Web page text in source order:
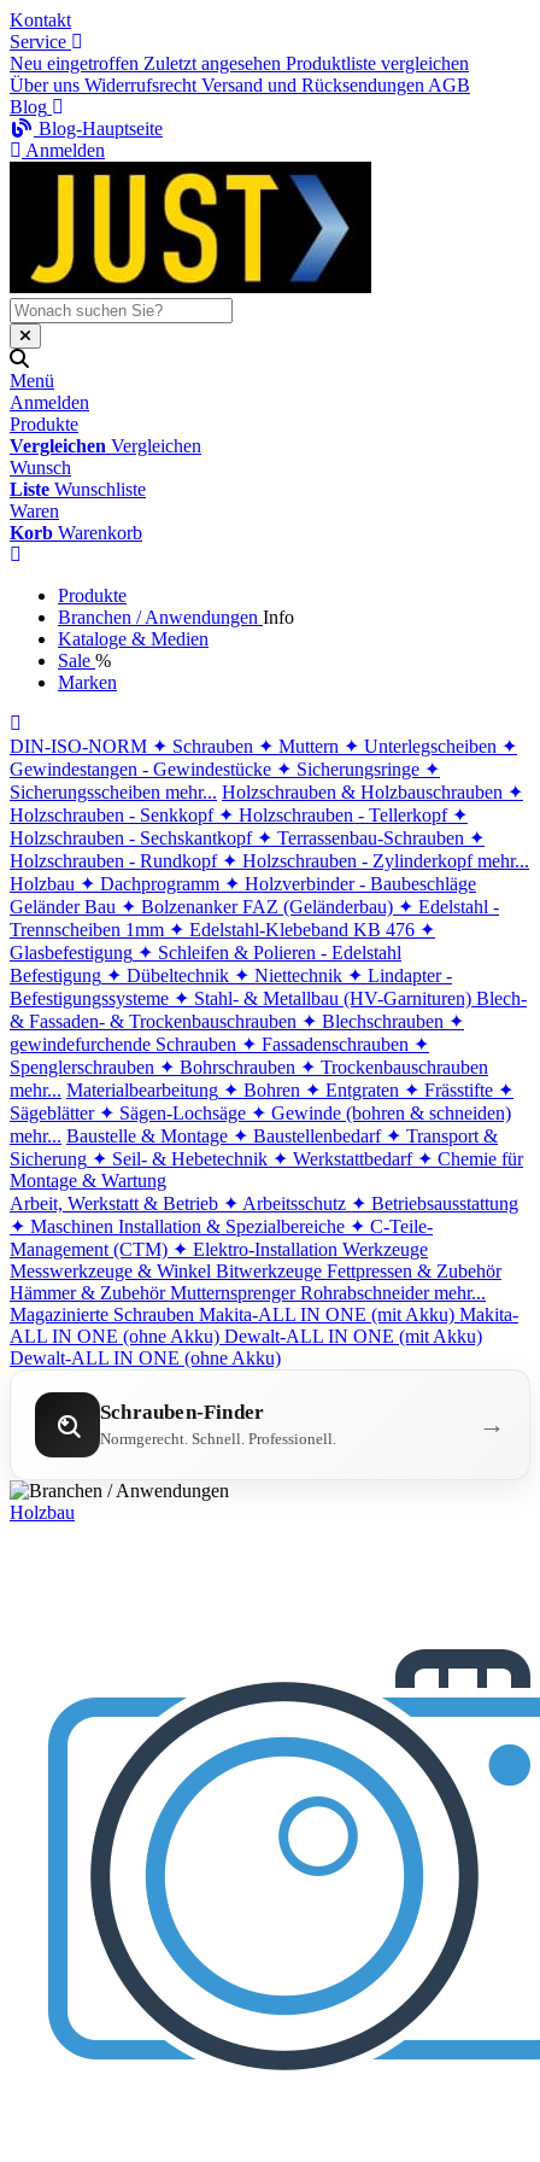
Kontakt
Service
Neu eingetroffen Zuletzt angesehen Produktliste vergleichen
Über uns Widerrufsrecht Versand und Rücksendungen AGB
Blog
Blog-Hauptseite
Anmelden
Menü
Anmelden
Produkte
Vergleichen Vergleichen
Wunsch
Liste Wunschliste
Waren
Korb Warenkorb
Produkte
Branchen / Anwendungen Info
Kataloge & Medien
Sale %
Marken
DIN-ISO-NORM ✦ Schrauben ✦ Muttern ✦ Unterlegscheiben ✦
Gewindestangen - Gewindestücke ✦ Sicherungsringe ✦
Sicherungsscheiben mehr... Holzschrauben & Holzbauschrauben ✦
Holzschrauben - Senkkopf ✦ Holzschrauben - Tellerkopf ✦
Holzschrauben - Sechskantkopf ✦ Terrassenbau-Schrauben ✦
Holzschrauben - Rundkopf ✦ Holzschrauben - Zylinderkopf mehr...
Holzbau ✦ Dachprogramm ✦ Holzverbinder - Baubeschläge
Geländer Bau ✦ Bolzenanker FAZ (Geländerbau) ✦ Edelstahl -
Trennscheiben 1mm ✦ Edelstahl-Klebeband KB 476 ✦
Glasbefestigung ✦ Schleifen & Polieren - Edelstahl
Befestigung ✦ Dübeltechnik ✦ Niettechnik ✦ Lindapter -
Befestigungssysteme ✦ Stahl- & Metallbau (HV-Garnituren) Blech-
& Fassaden- & Trockenbauschrauben ✦ Blechschrauben ✦
gewindefurchende Schrauben ✦ Fassadenschrauben ✦
Spenglerschrauben ✦ Bohrschrauben ✦ Trockenbauschrauben
mehr... Materialbearbeitung ✦ Bohren ✦ Entgraten ✦ Frässtifte ✦
Sägeblätter ✦ Sägen-Lochsäge ✦ Gewinde (bohren & schneiden)
mehr... Baustelle & Montage ✦ Baustellenbedarf ✦ Transport &
Sicherung ✦ Seil- & Hebetechnik ✦ Werkstattbedarf ✦ Chemie für
Montage & Wartung
Arbeit, Werkstatt & Betrieb ✦ Arbeitsschutz ✦ Betriebsausstattung
✦ Maschinen Installation & Spezialbereiche ✦ C-Teile-
Management (CTM) ✦ Elektro-Installation Werkzeuge
Messwerkzeuge & Winkel Bitwerkzeuge Fettpressen & Zubehör
Hämmer & Zubehör Mutternsprenger Rohrabschneider mehr...
Magazinierte Schrauben Makita-ALL IN ONE (mit Akku) Makita-
ALL IN ONE (ohne Akku) Dewalt-ALL IN ONE (mit Akku)
Dewalt-ALL IN ONE (ohne Akku)
Schrauben-Finder
Normgerecht. Schnell. Professionell. →
Holzbau